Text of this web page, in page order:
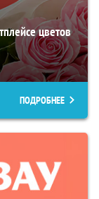
цветов
ПОДРОБНЕЕ